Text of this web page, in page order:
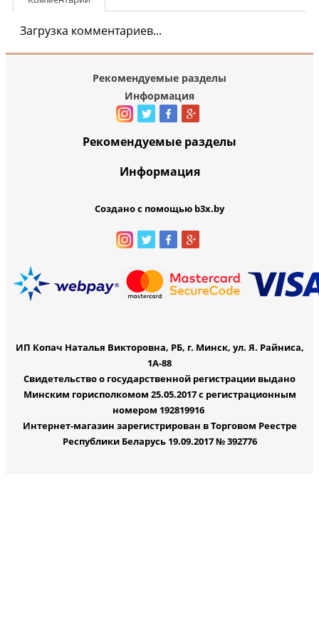
Загрузка комментариев...
Рекомендуемые разделы
Информация
Рекомендуемые разделы
Информация
Создано с помощью b3x.by
ИП Копач Наталья Викторовна, РБ, г. Минск, ул. Я. Райниса,
1А-88
Свидетельство о государственной регистрации выдано
Минским горисполкомом 25.05.2017 с регистрационным
номером 192819916
Интернет-магазин зарегистрирован в Торговом Реестре
Республики Беларусь 19.09.2017 № 392776